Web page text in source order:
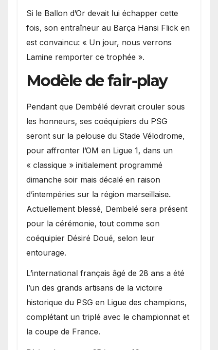
Si le Ballon d’Or devait lui échapper cette
fois, son entraîneur au Barça Hansi Flick en
est convaincu: « Un jour, nous verrons
Lamine remporter ce trophée ».
Modèle de fair-play
Pendant que Dembélé devrait crouler sous
les honneurs, ses coéquipiers du PSG
seront sur la pelouse du Stade Vélodrome,
pour affronter l’OM en Ligue 1, dans un
« classique » initialement programmé
dimanche soir mais décalé en raison
d’intempéries sur la région marseillaise.
Actuellement blessé, Dembelé sera présent
pour la cérémonie, tout comme son
coéquipier Désiré Doué, selon leur
entourage.
L’international français âgé de 28 ans a été
l’un des grands artisans de la victoire
historique du PSG en Ligue des champions,
complétant un triplé avec le championnat et
la coupe de France.